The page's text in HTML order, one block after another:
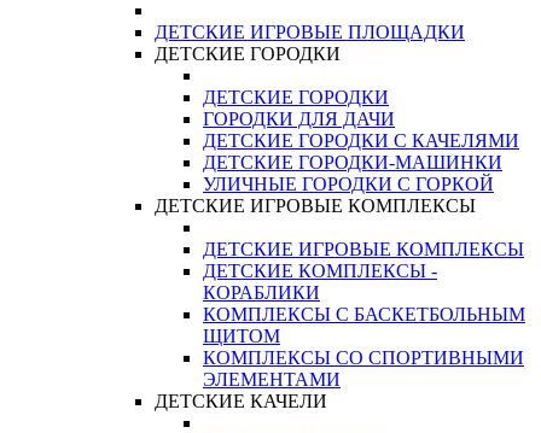
ДЕТСКИЕ ИГРОВЫЕ ПЛОЩАДКИ
ДЕТСКИЕ ГОРОДКИ
ДЕТСКИЕ ГОРОДКИ
ГОРОДКИ ДЛЯ ДАЧИ
ДЕТСКИЕ ГОРОДКИ С КАЧЕЛЯМИ
ДЕТСКИЕ ГОРОДКИ-МАШИНКИ
УЛИЧНЫЕ ГОРОДКИ С ГОРКОЙ
ДЕТСКИЕ ИГРОВЫЕ КОМПЛЕКСЫ
ДЕТСКИЕ ИГРОВЫЕ КОМПЛЕКСЫ
ДЕТСКИЕ КОМПЛЕКСЫ -
КОРАБЛИКИ
КОМПЛЕКСЫ С БАСКЕТБОЛЬНЫМ
ЩИТОМ
КОМПЛЕКСЫ СО СПОРТИВНЫМИ
ЭЛЕМЕНТАМИ
ДЕТСКИЕ КАЧЕЛИ